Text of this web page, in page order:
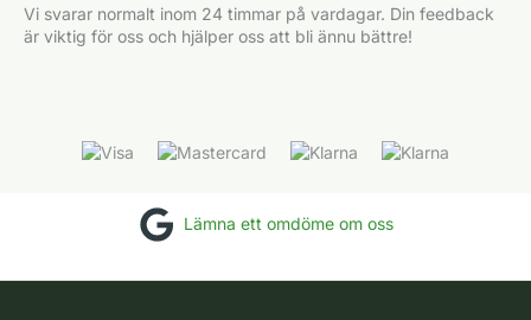
Vi svarar normalt inom 24 timmar på vardagar. Din feedback
är viktig för oss och hjälper oss att bli ännu bättre!
Lämna ett omdöme om oss